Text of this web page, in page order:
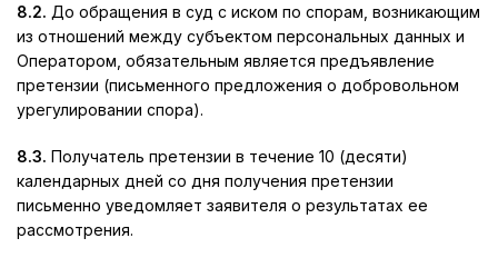
8.2. До обращения в суд с иском по спорам, возникающим
из отношений между субъектом персональных данных и
Оператором, обязательным является предъявление
претензии (письменного предложения о добровольном
урегулировании спора).
8.3. Получатель претензии в течение 10 (десяти)
календарных дней со дня получения претензии
письменно уведомляет заявителя о результатах ее
рассмотрения.